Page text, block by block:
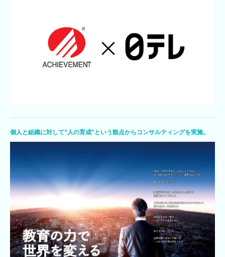
個人と組織に対して”人の育成”という観点からコンサルティングを実施。